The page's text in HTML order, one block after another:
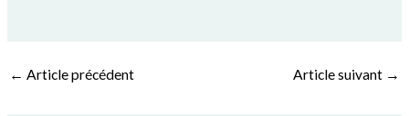
← Article précédent Article suivant →